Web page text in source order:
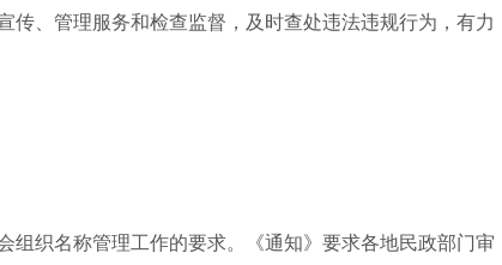
、管理服务和检查监督，及时查处违法违规行为，有力
组织名称管理工作的要求。《通知》要求各地民政部门审